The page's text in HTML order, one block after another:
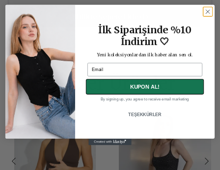
Benzer Ürünler
İlk Siparişinde %10
İndirim 🤍
Yeni koleksiyonlardan ilk haber alan sen ol.
Email
KUPON AL!
By signing up, you agree to receive email marketing
TEŞEKKÜRLER